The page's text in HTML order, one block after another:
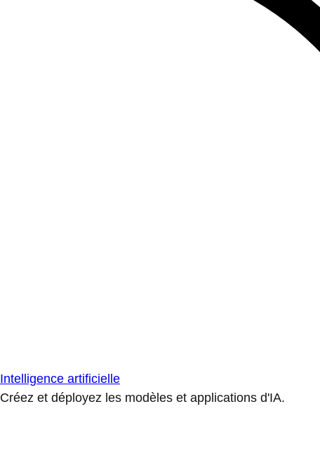
Intelligence artificielle
Créez et déployez les modèles et applications d'IA.